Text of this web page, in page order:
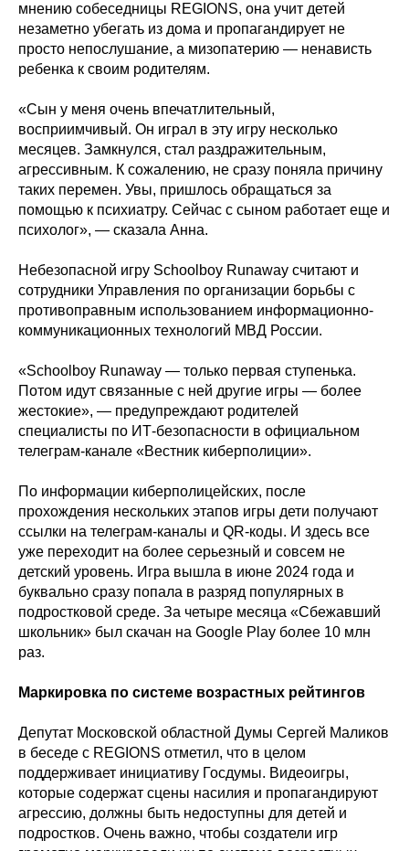
мнению собеседницы REGIONS, она учит детей
незаметно убегать из дома и пропагандирует не
просто непослушание, а мизопатерию — ненависть
ребенка к своим родителям.
«Сын у меня очень впечатлительный,
восприимчивый. Он играл в эту игру несколько
месяцев. Замкнулся, стал раздражительным,
агрессивным. К сожалению, не сразу поняла причину
таких перемен. Увы, пришлось обращаться за
помощью к психиатру. Сейчас с сыном работает еще и
психолог», — сказала Анна.
Небезопасной игру Schoolboy Runaway считают и
сотрудники Управления по организации борьбы с
противоправным использованием информационно-
коммуникационных технологий МВД России.
«Schoolboy Runaway — только первая ступенька.
Потом идут связанные с ней другие игры — более
жестокие», — предупреждают родителей
специалисты по ИТ-безопасности в официальном
телеграм-канале «Вестник киберполиции».
По информации киберполицейских, после
прохождения нескольких этапов игры дети получают
ссылки на телеграм-каналы и QR-коды. И здесь все
уже переходит на более серьезный и совсем не
детский уровень. Игра вышла в июне 2024 года и
буквально сразу попала в разряд популярных в
подростковой среде. За четыре месяца «Сбежавший
школьник» был скачан на Google Play более 10 млн
раз.
Маркировка по системе возрастных рейтингов
Депутат Московской областной Думы Сергей Маликов
в беседе с REGIONS отметил, что в целом
поддерживает инициативу Госдумы. Видеоигры,
которые содержат сцены насилия и пропагандируют
агрессию, должны быть недоступны для детей и
подростков. Очень важно, чтобы создатели игр